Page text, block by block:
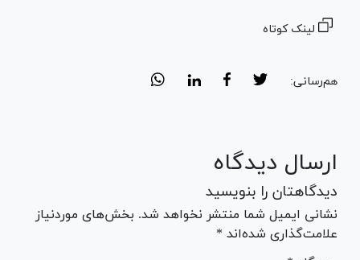
لینک کوتاه
هم‌رسانی:
ارسال دیدگاه
دیدگاهتان را بنویسید
نشانی ایمیل شما منتشر نخواهد شد. بخش‌های موردنیاز
علامت‌گذاری شده‌اند *